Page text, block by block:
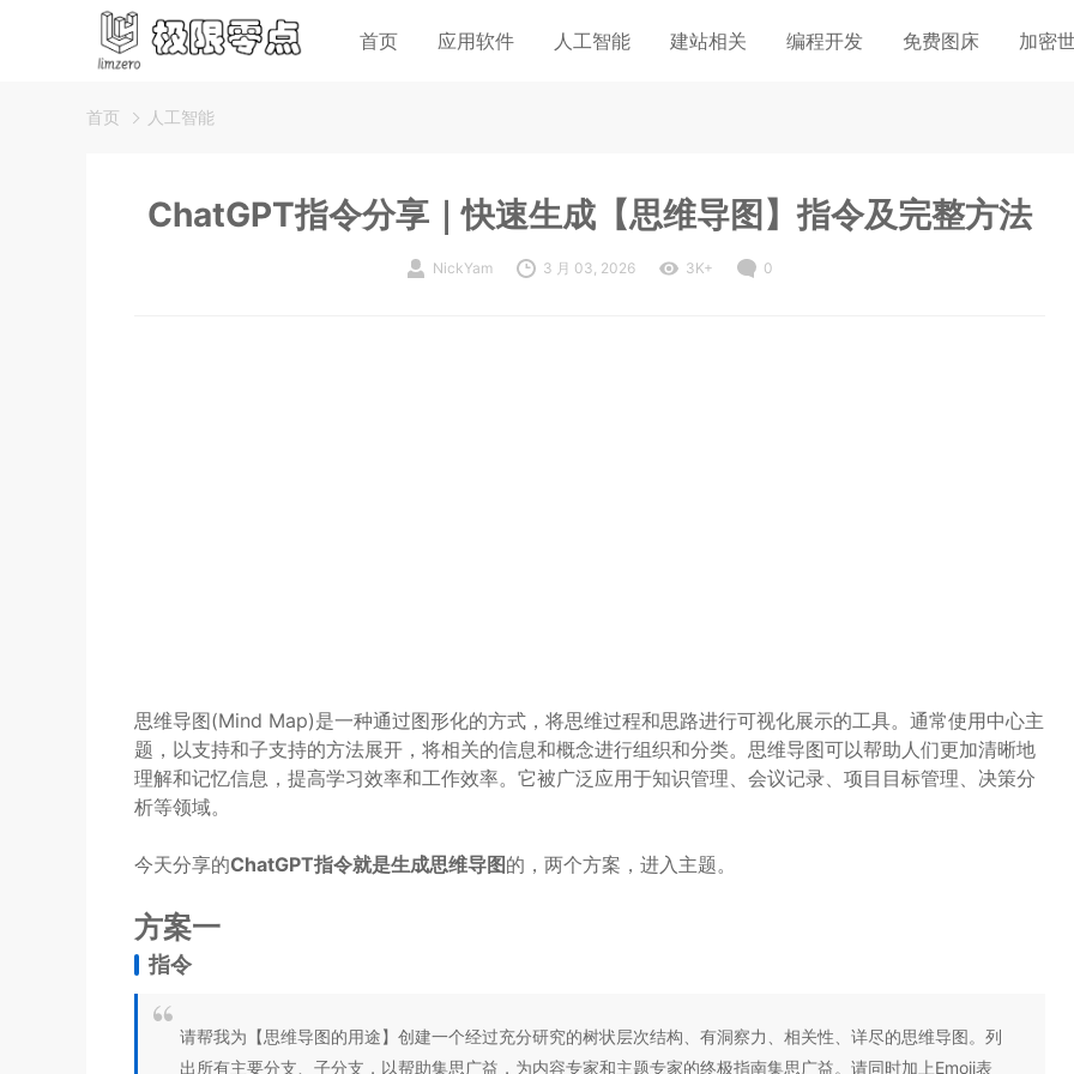
首页 应用软件 人工智能 建站相关 编程开发 免费图床 加密
首页 人工智能
ChatGPT指令分享｜快速生成【思维导图】指令及完整方法
NickYam 3 月 03, 2026 3K+ 0
思维导图(Mind Map)是一种通过图形化的方式，将思维过程和思路进行可视化展示的工具。通常使用中心主
题，以支持和子支持的方法展开，将相关的信息和概念进行组织和分类。思维导图可以帮助人们更加清晰地
理解和记忆信息，提高学习效率和工作效率。它被广泛应用于知识管理、会议记录、项目目标管理、决策分
析等领域。
今天分享的ChatGPT指令就是生成思维导图的，两个方案，进入主题。
方案一
指令
请帮我为【思维导图的用途】创建一个经过充分研究的树状层次结构、有洞察力、相关性、详尽的思维导图。列
出所有主要分支、子分支，以帮助集思广益，为内容专家和主题专家的终极指南集思广益。请同时加上Emoji表